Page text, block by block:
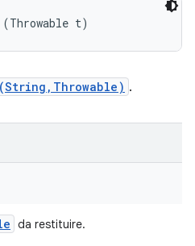
t)
.
da restituire.